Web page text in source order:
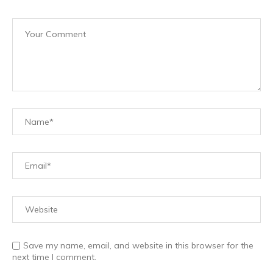
Save my name, email, and website in this browser for the
next time I comment.